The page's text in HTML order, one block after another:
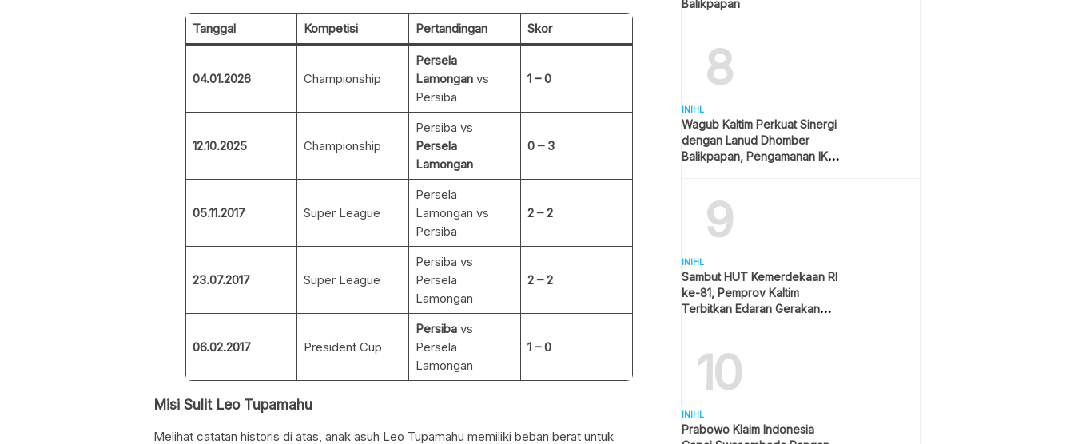
Tanggal Kompetisi Pertandingan Skor
04.01.2026 Championship
Persela
Lamonganvs
Persiba
1 – 0
12.10.2025 Championship
Persiba vs
Persela
Lamongan
0 – 3
05.11.2017 Super League
Persela
Lamongan vs
Persiba
2 – 2
23.07.2017 Super League
Persiba vs
Persela
Lamongan
2 – 2
06.02.2017 President Cup
Persibavs
Persela
Lamongan
1 – 0
Misi Sulit Leo Tupamahu
Melihat catatan historis di atas, anak asuh Leo Tupamahu memiliki beban berat untuk
Balikpapan
8
INIHL
Wagub Kaltim Perkuat Sinergi
dengan Lanud Dhomber
Balikpapan, Pengamanan IKN
9
INIHL
Sambut HUT Kemerdekaan RI
ke-81, Pemprov Kaltim
Terbitkan Edaran Gerakan
10
INIHL
Prabowo Klaim Indonesia